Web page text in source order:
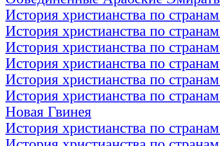
История христианства по
История христианства по
История христианства по
История христианства по
История христианства по
История христианства по
Новая Гвинея
История христианства по